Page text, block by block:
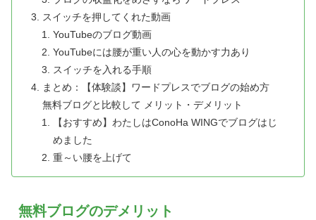
スイッチを押してくれた動画
YouTubeのブログ動画
YouTubeには腰が重い人の心を動かす力あり
スイッチを入れる手順
まとめ：【体験談】ワードプレスでブログの始め方
無料ブログと比較して メリット・デメリット
【おすすめ】わたしはConoHa WINGでブログはじ
めました
重～い腰を上げて
無料ブログのデメリット